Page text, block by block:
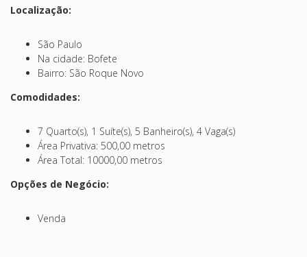
Localização:
São Paulo
Na cidade: Bofete
Bairro: São Roque Novo
Comodidades:
7 Quarto(s), 1 Suíte(s), 5 Banheiro(s), 4 Vaga(s)
Área Privativa: 500,00 metros
Área Total: 10000,00 metros
Opções de Negócio:
Venda